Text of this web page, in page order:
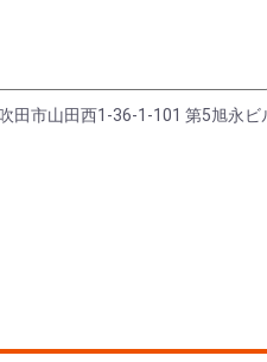
田市山田西1-36-1-101 第5旭永ビ